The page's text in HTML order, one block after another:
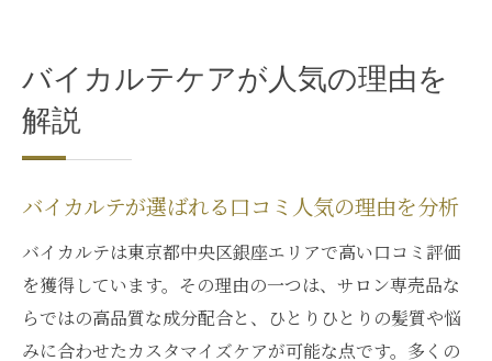
バイカルテケアが人気の理由を
解説
バイカルテが選ばれる口コミ人気の理由を分析
バイカルテは東京都中央区銀座エリアで高い口コミ評価
を獲得しています。その理由の一つは、サロン専売品な
らではの高品質な成分配合と、ひとりひとりの髪質や悩
みに合わせたカスタマイズケアが可能な点です。多くの